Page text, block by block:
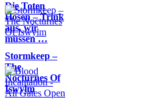
Die Toten
Hosen – Trink
aus, wir
müssen …
Stormkeep –
The
Nocturnes Of
Iswylm